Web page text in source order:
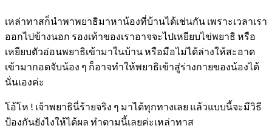
เหล่าทาสก็นำพาพยาธิมาหาน้องที่บ้านได้เช่นกัน เพราะเวลาเรา
ออกไปข้างนอก รองเท้าของเราอาจจะไปเหยียบไข่พยาธิ หรือ
เหยียบตัวอ่อนพยาธิเข้ามาในบ้าน หรือมือไม่ได้ล่างให้สะอาด
เข้ามากอดจับน้อง ๆ ก็อาจทำให้พยาธิเข้าสู่ร่างกายของน้องได้
นั่นเองค่ะ
โอ้โห ! เจ้าพยาธินี่ร้ายจริง ๆ มาได้ทุกทางเลย แล้วแบบนี้จะมีวิธี
ป้องกันยังไงให้ได้ผล ทำตามนี้เลยค่ะเหล่าทาส